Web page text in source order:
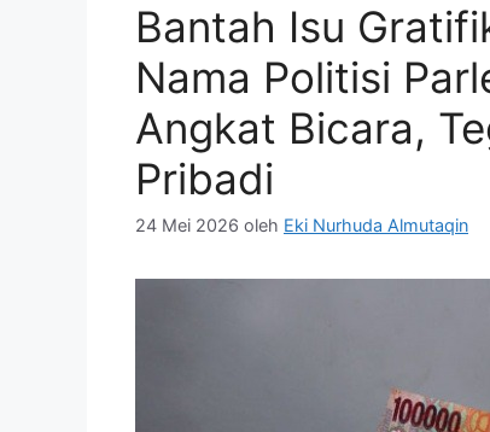
Bantah Isu
Nama Politisi
Angkat Bicara,
Pribadi
24 Mei 2026 oleh Eki Nurhuda Almutaqin